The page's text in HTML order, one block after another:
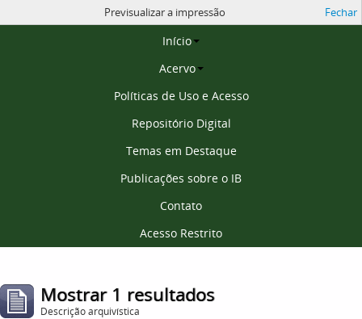
Página inicial
Início
Acervo
Políticas de Uso e Acesso
Repositório Digital
Temas em Destaque
Publicações sobre o IB
Contato
Acesso Restrito
Previsualizar a impressão Fechar
Mostrar 1 resultados
Descrição arquivística